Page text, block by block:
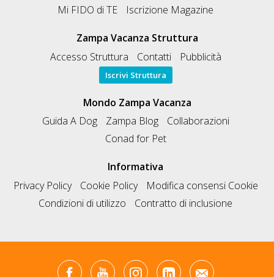
Mi FIDO di TE
Iscrizione Magazine
Zampa Vacanza Struttura
Accesso Struttura
Contatti Pubblicità
Iscrivi Struttura
Mondo Zampa Vacanza
Guida A Dog
Zampa Blog
Collaborazioni
Conad for Pet
Informativa
Privacy Policy
Cookie Policy
Modifica consensi Cookie
Condizioni di utilizzo
Contratto di inclusione